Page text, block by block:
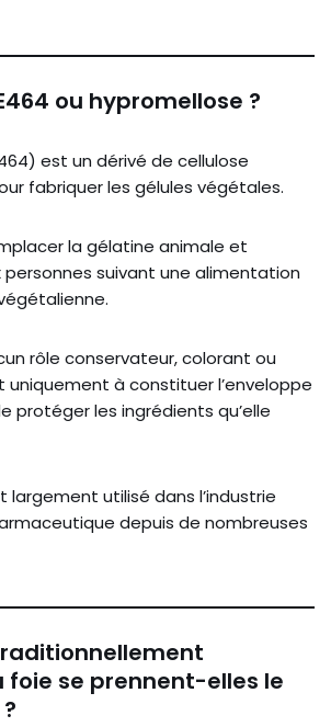
ou hypromellose ?
est un dérivé de cellulose
fabriquer les gélules végétales.
la gélatine animale et
personnes suivant une alimentation
rôle conservateur, colorant ou
uniquement à constituer l’enveloppe
protéger les ingrédients qu’elle
utilisé dans l’industrie
depuis de nombreuses
foie se prennent-elles le